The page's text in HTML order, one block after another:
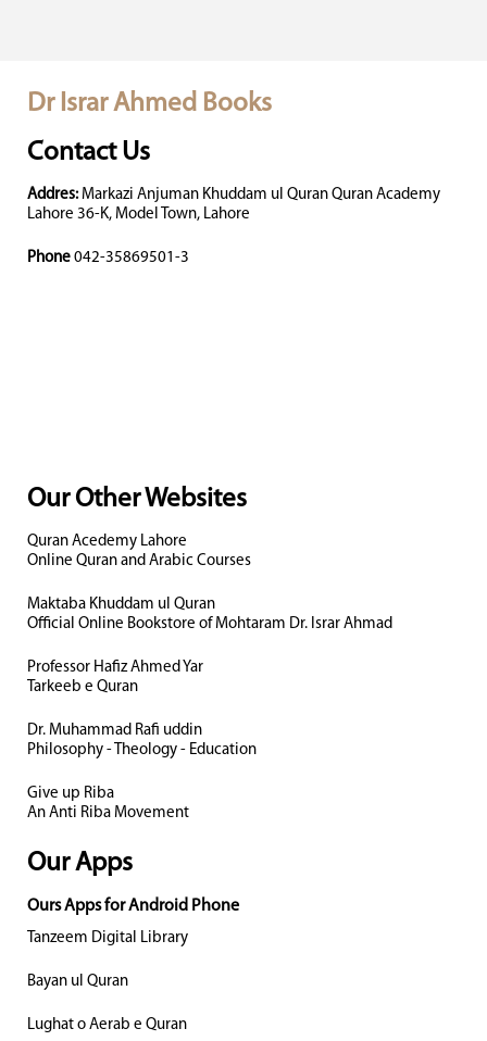
Dr Israr Ahmed Books
Contact Us
Addres: Markazi Anjuman Khuddam ul Quran Quran Academy
Lahore 36-K, Model Town, Lahore
Phone 042-35869501-3
Our Other Websites
Quran Acedemy Lahore
Online Quran and Arabic Courses
Maktaba Khuddam ul Quran
Official Online Bookstore of Mohtaram Dr. Israr Ahmad
Professor Hafiz Ahmed Yar
Tarkeeb e Quran
Dr. Muhammad Rafi uddin
Philosophy - Theology - Education
Give up Riba
An Anti Riba Movement
Our Apps
Ours Apps for Android Phone
Tanzeem Digital Library
Bayan ul Quran
Lughat o Aerab e Quran